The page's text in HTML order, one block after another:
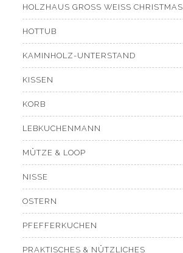
HOLZHAUS GROSS WEISS CHRISTMAS
HOTTUB
KAMINHOLZ-UNTERSTAND
KISSEN
KORB
LEBKUCHENMANN
MÜTZE & LOOP
NISSE
OSTERN
PFEFFERKUCHEN
PRAKTISCHES & NÜTZLICHES